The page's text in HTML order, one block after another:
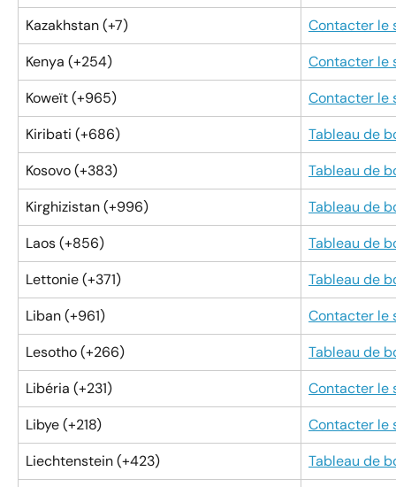
Kazakhstan (+7)
Contacter le
Kenya (+254)
Contacter le
Koweït (+965)
Contacter le
Kiribati (+686)
Tableau de
Kosovo (+383)
Tableau de
Kirghizistan (+996)
Tableau de
Laos (+856)
Tableau de
Lettonie (+371)
Tableau de
Liban (+961)
Contacter le
Lesotho (+266)
Tableau de
Libéria (+231)
Contacter le
Libye (+218)
Contacter le
Liechtenstein (+423)
Tableau de